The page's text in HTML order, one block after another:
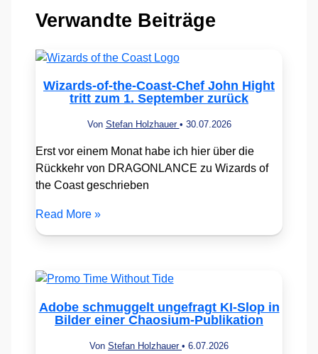
Verwandte Beiträge
Wizards-of-the-Coast-Chef John Hight
tritt zum 1. September zurück
Von Stefan Holzhauer • 30.07.2026
Erst vor einem Monat habe ich hier über die
Rückkehr von DRAGONLANCE zu Wizards of
the Coast geschrieben
Read More »
Adobe schmuggelt ungefragt KI-Slop in
Bilder einer Chaosium-Publikation
Von Stefan Holzhauer • 6.07.2026